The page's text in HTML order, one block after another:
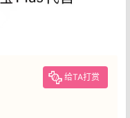
给TA打赏